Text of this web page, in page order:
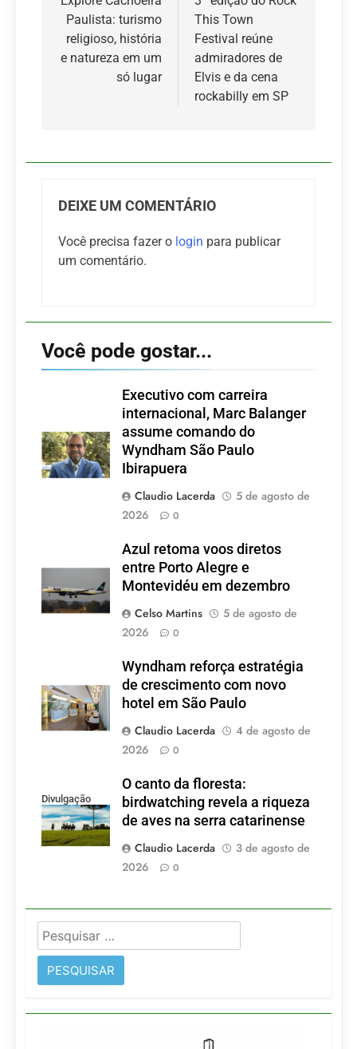
Post
Paulista: turismo
religioso, história
e natureza em um
só lugar
This Town
Festival reúne
admiradores de
Elvis e da cena
rockabilly em SP
DEIXE UM COMENTÁRIO
Você precisa fazer o login para publicar
um comentário.
Você pode gostar...
Executivo com carreira
internacional, Marc Balanger
assume comando do
Wyndham São Paulo
Ibirapuera
Claudio Lacerda
5 de agosto de
2026
0
Azul retoma voos diretos
entre Porto Alegre e
Montevidéu em dezembro
Celso Martins
5 de agosto de
2026
0
Wyndham reforça estratégia
de crescimento com novo
hotel em São Paulo
Claudio Lacerda
4 de agosto de
2026
0
Divulgação
O canto da floresta:
birdwatching revela a riqueza
de aves na serra catarinense
Claudio Lacerda
3 de agosto de
2026
0
Pesquisar
por: